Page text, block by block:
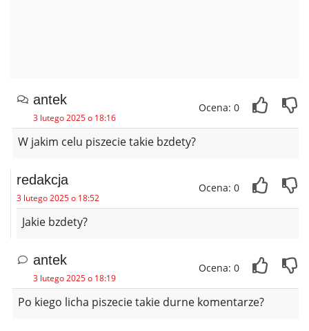
antek
3 lutego 2025 o 18:16
Ocena: 0
W jakim celu piszecie takie bzdety?
redakcja
3 lutego 2025 o 18:52
Ocena: 0
Jakie bzdety?
antek
3 lutego 2025 o 18:19
Ocena: 0
Po kiego licha piszecie takie durne komentarze?